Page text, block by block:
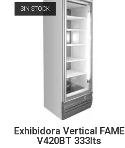
SIN STOCK
Exhibidora Vertical FAME
V420BT 333lts